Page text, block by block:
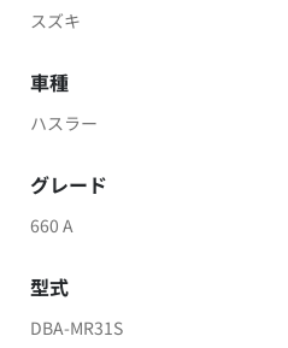
スズキ
車種
ハスラー
グレード
660 A
型式
DBA-MR31S